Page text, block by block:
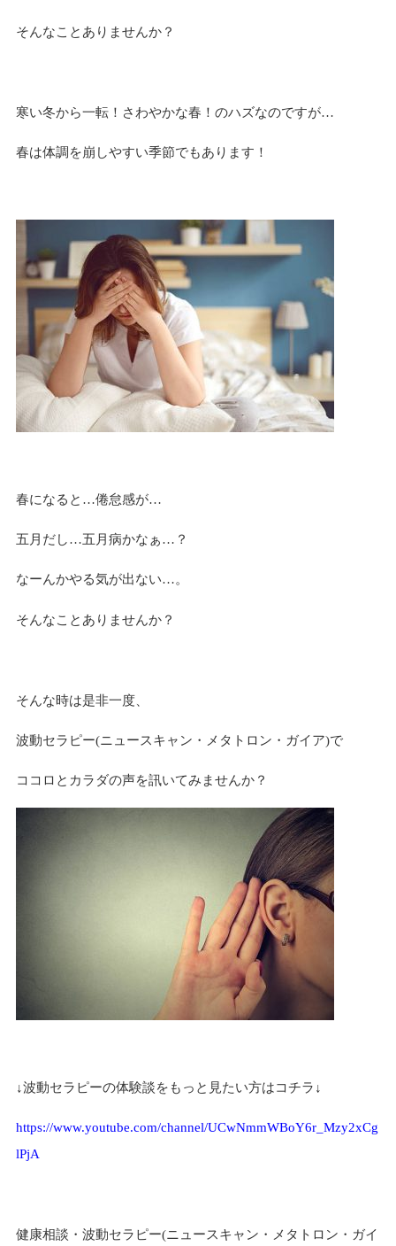
そんなことありませんか？
寒い冬から一転！さわやかな春！のハズなのですが…
春は体調を崩しやすい季節でもあります！
春になると…倦怠感が…
五月だし…五月病かなぁ…？
なーんかやる気が出ない…。
そんなことありませんか？
そんな時は是非一度、
波動セラピー(ニュースキャン・メタトロン・ガイア)で
ココロとカラダの声を訊いてみませんか？
↓波動セラピーの体験談をもっと見たい方はコチラ↓
https://www.youtube.com/channel/UCwNmmWBoY6r_Mzy2xCg
lPjA
健康相談・波動セラピー(ニュースキャン・メタトロン・ガイ